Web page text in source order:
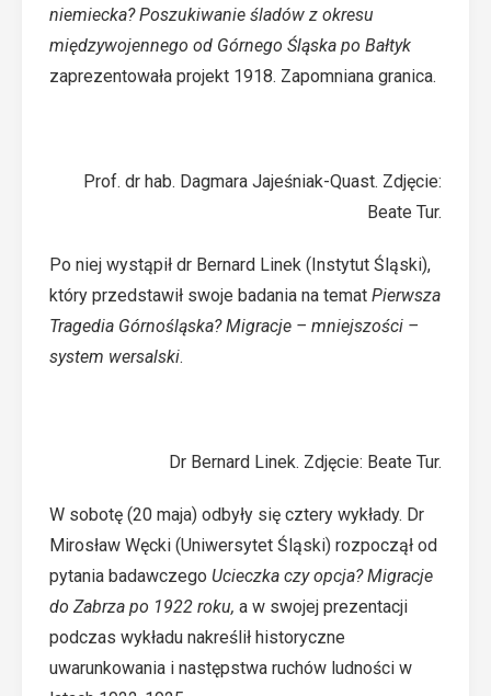
niemiecka? Poszukiwanie śladów z okresu
międzywojennego od Górnego Śląska po Bałtyk
zaprezentowała projekt 1918. Zapomniana granica.
Prof. dr hab. Dagmara Jajeśniak-Quast. Zdjęcie:
Beate Tur.
Po niej wystąpił dr Bernard Linek (Instytut Śląski),
który przedstawił swoje badania na temat Pierwsza
Tragedia Górnośląska? Migracje – mniejszości –
system wersalski.
Dr Bernard Linek. Zdjęcie: Beate Tur.
W sobotę (20 maja) odbyły się cztery wykłady. Dr
Mirosław Węcki (Uniwersytet Śląski) rozpoczął od
pytania badawczego Ucieczka czy opcja? Migracje
do Zabrza po 1922 roku, a w swojej prezentacji
podczas wykładu nakreślił historyczne
uwarunkowania i następstwa ruchów ludności w